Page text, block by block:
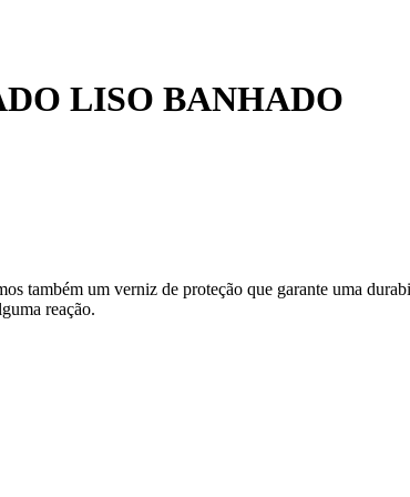
LISO BANHADO
também um verniz de proteção que garante uma
reação.